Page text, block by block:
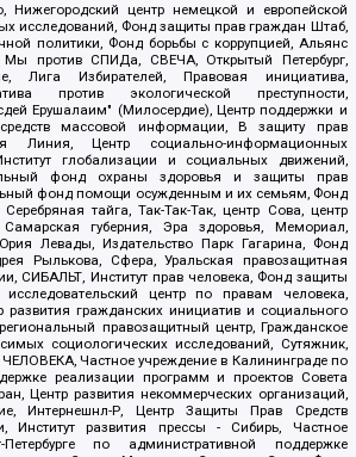
Нижегородский центр немецкой и европейской
исследований, Фонд защиты прав граждан Штаб,
политики, Фонд борьбы с коррупцией, Альянс
против СПИДа, СВЕЧА, Открытый Петербург,
Лига Избирателей, Правовая инициатива,
против экологической преступности,
Ерушалаим" (Милосердие), Центр поддержки и
массовой информации, В защиту прав
Линия, Центр социально-информационных
глобализации и социальных движений,
фонд охраны здоровья и защиты прав
фонд помощи осужденным и их семьям, Фонд
тайга, Так-Так-Так, центр Сова, центр
губерния, Эра здоровья, Мемориал,
Левады, Издательство Парк Гагарина, Фонд
Рылькова, Сфера, Уральская правозащитная
СИБАЛЬТ, Институт прав человека, Фонд защиты
исследовательский центр по правам человека,
развития гражданских инициатив и социального
правозащитный центр, Гражданское
социологических исследований, Сутяжник,
Частное учреждение в Калининграде по
реализации программ и проектов Совета
Центр развития некоммерческих организаций,
Интернешнл-Р, Центр Защиты Прав Средств
Институт развития прессы - Сибирь, Частное
по административной поддержке